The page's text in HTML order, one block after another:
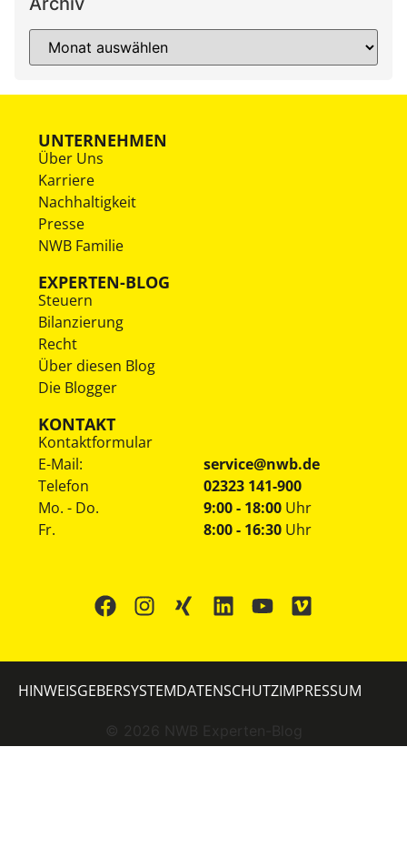
UNTERNEHMEN
Über Uns
Karriere
Nachhaltigkeit
Presse
NWB Familie
EXPERTEN-BLOG
Steuern
Bilanzierung
Recht
Über diesen Blog
Die Blogger
KONTAKT
Kontaktformular
E-Mail:
service@nwb.de
Telefon
02323 141-900
Mo. - Do.
Fr.
9:00 - 18:00 Uhr
8:00 - 16:30 Uhr
© 2026 NWB Experten-Blog
HINWEISGEBERSYSTEMDATENSCHUTZIMPRESSUM